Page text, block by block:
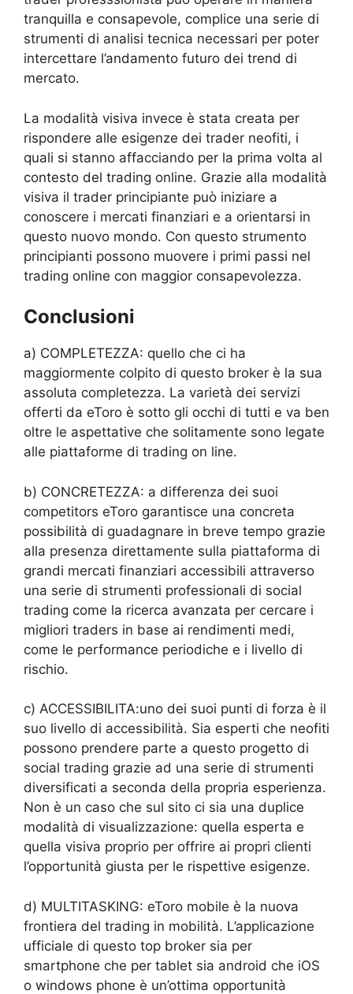
tranquilla e consapevole, complice una serie di
strumenti di analisi tecnica necessari per poter
intercettare l’andamento futuro dei trend di
mercato.
La modalità visiva invece è stata creata per
rispondere alle esigenze dei trader neofiti, i
quali si stanno affacciando per la prima volta al
contesto del trading online. Grazie alla modalità
visiva il trader principiante può iniziare a
conoscere i mercati finanziari e a orientarsi in
questo nuovo mondo. Con questo strumento
principianti possono muovere i primi passi nel
trading online con maggior consapevolezza.
Conclusioni
a) COMPLETEZZA: quello che ci ha
maggiormente colpito di questo broker è la sua
assoluta completezza. La varietà dei servizi
offerti da eToro è sotto gli occhi di tutti e va ben
oltre le aspettative che solitamente sono legate
alle piattaforme di trading on line.
b) CONCRETEZZA: a differenza dei suoi
competitors eToro garantisce una concreta
possibilità di guadagnare in breve tempo grazie
alla presenza direttamente sulla piattaforma di
grandi mercati finanziari accessibili attraverso
una serie di strumenti professionali di social
trading come la ricerca avanzata per cercare i
migliori traders in base ai rendimenti medi,
come le performance periodiche e i livello di
rischio.
c) ACCESSIBILITA:uno dei suoi punti di forza è il
suo livello di accessibilità. Sia esperti che neofiti
possono prendere parte a questo progetto di
social trading grazie ad una serie di strumenti
diversificati a seconda della propria esperienza.
Non è un caso che sul sito ci sia una duplice
modalità di visualizzazione: quella esperta e
quella visiva proprio per offrire ai propri clienti
l’opportunità giusta per le rispettive esigenze.
d) MULTITASKING: eToro mobile è la nuova
frontiera del trading in mobilità. L’applicazione
ufficiale di questo top broker sia per
smartphone che per tablet sia android che iOS
o windows phone è un’ottima opportunità